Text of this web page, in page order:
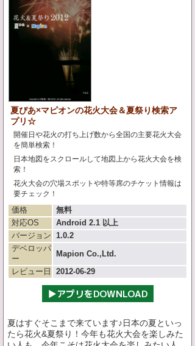
夏ぴあ×マピオンの花火大会＆夏祭り検索ア
プリ☆
開催日や花火の打ち上げ数から全国の主要花火大会
を簡単検索！
日本地図をスクロールして地図上から花火大会を検
索！
花火大会の穴場スポットや特等席のチケット情報は
要チェック！
価格
無料
対応OS
Android 2.1 以上
バージョン
1.0.2
デベロッパ
ー
Mapion Co.,Ltd.
レビュー日 2012-06-29
夏はすぐそこまで来ています♪日本の夏といっ
たら花火&夏祭り！今年も花火大会を楽しみた